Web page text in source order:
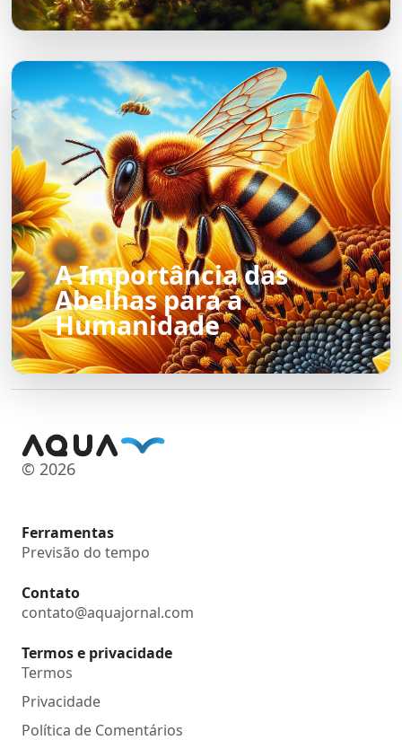
A Importância das
Abelhas para a
Humanidade
© 2026
Ferramentas
Previsão do tempo
Contato
contato@aquajornal.com
Termos e privacidade
Termos
Privacidade
Política de Comentários